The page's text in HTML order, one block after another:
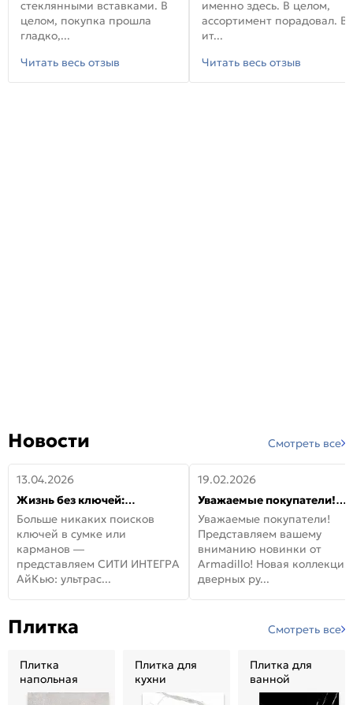
стеклянными вставками. В
целом, покупка прошла
гладко,...
Читать весь отзыв
именно здесь. В целом,
ассортимент порадовал. В
ит...
Читать весь отзыв
Новости Смотреть все
13.04.2026
Жизнь без ключей:
встречайте новую дверь
СИТИ ИНТЕГРА АйКью!
Больше никаких поисков
ключей в сумке или
карманов —
представляем СИТИ ИНТЕГРА
АйКью: ультрас...
19.02.2026
Уважаемые покупатели!
Представляем вашему
вниманию новинки от
Armadillo!
Уважаемые покупатели!
Представляем вашему
вниманию новинки от
Armadillo! Новая коллекция
дверных ру...
Плитка Смотреть все
Плитка
напольная
Плитка для
кухни
Плитка для
ванной